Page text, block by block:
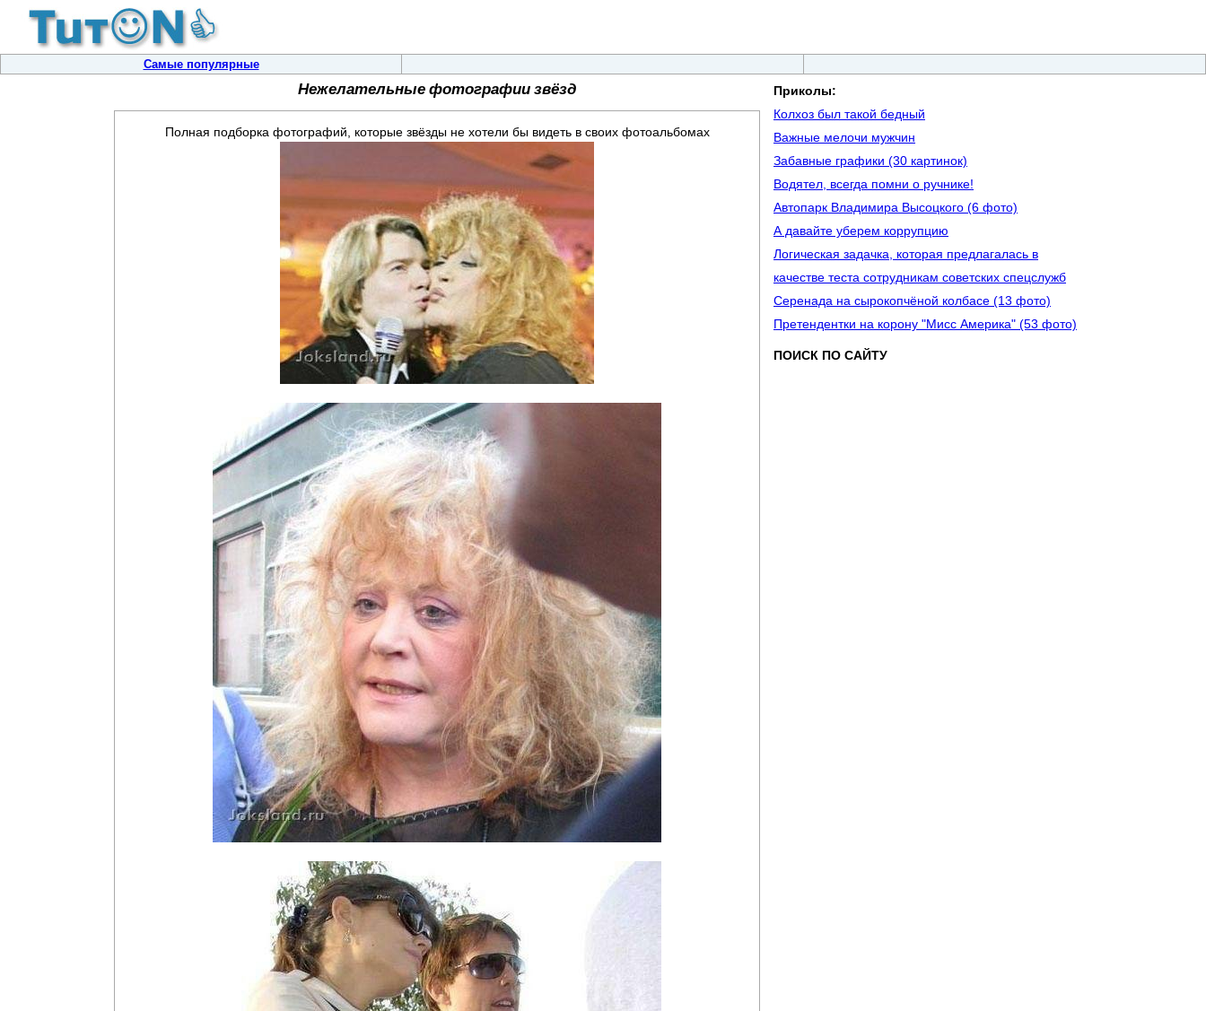
Самые популярные
Нежелательные фотографии звёзд
Полная подборка фотографий, которые звёзды не хотели бы видеть в своих фотоальбомах
Приколы:
Колхоз был такой бедный
Важные мелочи мужчин
Забавные графики (30 картинок)
Водятел, всегда помни о ручнике!
Автопарк Владимира Высоцкого (6 фото)
А давайте уберем коррупцию
Логическая задачка, которая предлагалась в
качестве теста сотрудникам советских спецслужб
Серенада на сырокопчёной колбасе (13 фото)
Претендентки на корону "Мисс Америка" (53 фото)
ПОИСК ПО САЙТУ